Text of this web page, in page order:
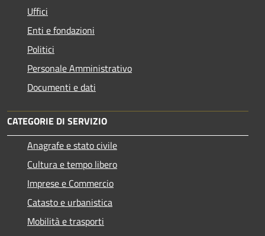
Uffici
Enti e fondazioni
Politici
Personale Amministrativo
Documenti e dati
CATEGORIE DI SERVIZIO
Anagrafe e stato civile
Cultura e tempo libero
Imprese e Commercio
Catasto e urbanistica
Mobilità e trasporti